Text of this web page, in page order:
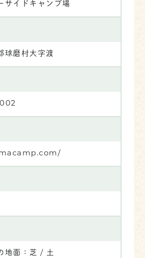
サイドキャンプ場
球磨村大字渡
面：芝 / 土